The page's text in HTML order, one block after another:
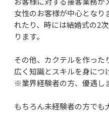
女性のお客様が中心となり
れたり、時には結婚式の2
ります。
その他、カクテルを作った
広く知識とスキルを身につ
※業界経験者の方、優遇し
もちろん未経験者の方でも